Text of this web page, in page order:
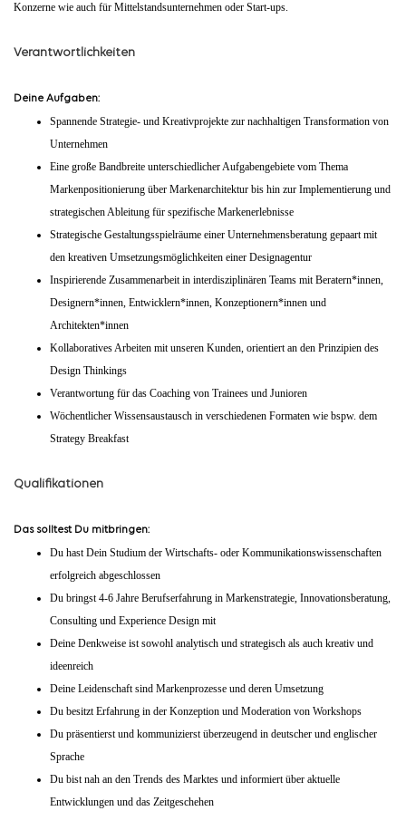
Konzerne wie auch für Mittelstandsunternehmen oder Start-ups.
Verantwortlichkeiten
Deine Aufgaben:
Spannende Strategie- und Kreativprojekte zur nachhaltigen Transformation von
Unternehmen
Eine große Bandbreite unterschiedlicher Aufgabengebiete vom Thema
Markenpositionierung über Markenarchitektur bis hin zur Implementierung und
strategischen Ableitung für spezifische Markenerlebnisse
Strategische Gestaltungsspielräume einer Unternehmensberatung gepaart mit
den kreativen Umsetzungsmöglichkeiten einer Designagentur
Inspirierende Zusammenarbeit in interdisziplinären Teams mit Beratern*innen,
Designern*innen, Entwicklern*innen, Konzeptionern*innen und
Architekten*innen
Kollaboratives Arbeiten mit unseren Kunden, orientiert an den Prinzipien des
Design Thinkings
Verantwortung für das Coaching von Trainees und Junioren
Wöchentlicher Wissensaustausch in verschiedenen Formaten wie bspw. dem
Strategy Breakfast
Qualifikationen
Das solltest Du mitbringen:
Du hast Dein Studium der Wirtschafts- oder Kommunikationswissenschaften
erfolgreich abgeschlossen
Du bringst 4-6 Jahre Berufserfahrung in Markenstrategie, Innovationsberatung,
Consulting und Experience Design mit
Deine Denkweise ist sowohl analytisch und strategisch als auch kreativ und
ideenreich
Deine Leidenschaft sind Markenprozesse und deren Umsetzung
Du besitzt Erfahrung in der Konzeption und Moderation von Workshops
Du präsentierst und kommunizierst überzeugend in deutscher und englischer
Sprache
Du bist nah an den Trends des Marktes und informiert über aktuelle
Entwicklungen und das Zeitgeschehen